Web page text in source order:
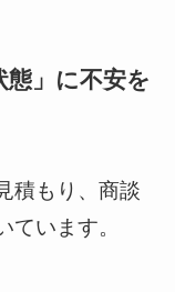
」に不安を
積もり、商談
います。